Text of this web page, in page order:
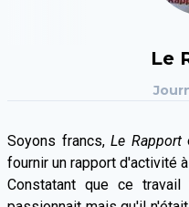
Le
Soyons francs, Le Rapport
fournir un rapport d'activité
Constatant que ce travail